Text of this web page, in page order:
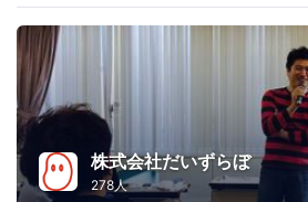
株式会社だいずらぼ
278人